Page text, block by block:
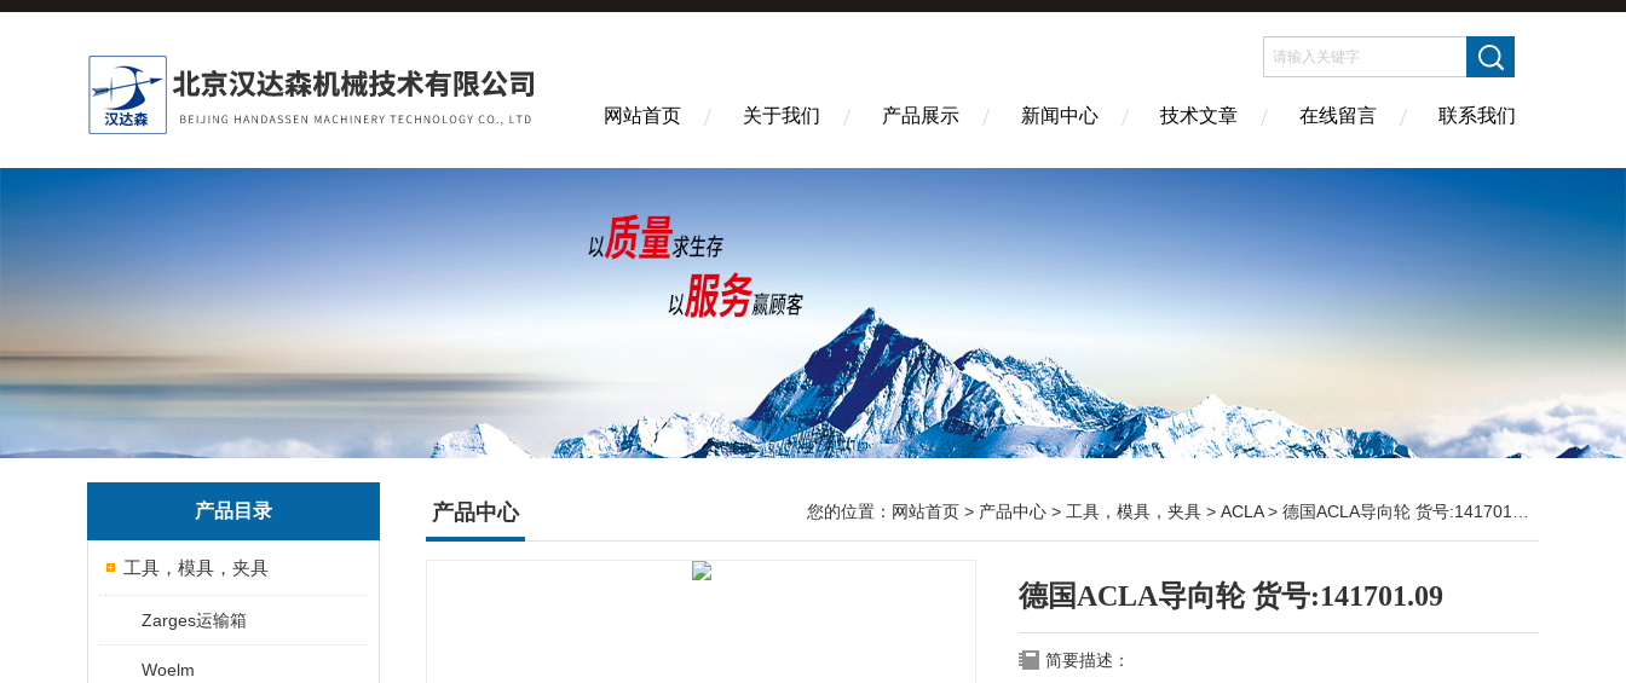
网站首页 关于我们 产品展示 新闻中心 技术文章 在线留言 联系我们
产品目录
工具，模具，夹具
Zarges运输箱
Woelm
产品中心 您的位置： 网站首页 > 产品中心 > 工具，模具，夹具 > ACLA> 德国ACLA导向轮 货号:141701.09
德国ACLA导向轮 货号:141701.09
简要描述：